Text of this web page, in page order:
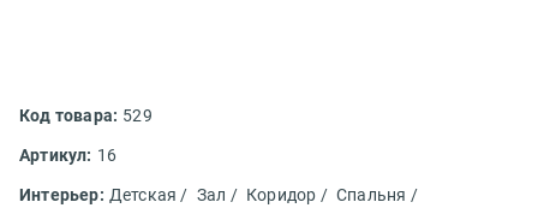
Код товара: 529
Артикул: 16
Интерьер: Детская / Зал / Коридор / Спальня /